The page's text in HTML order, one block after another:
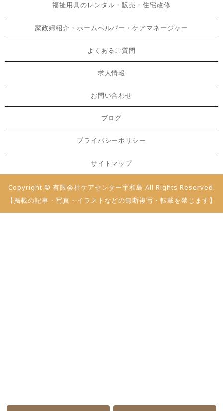
福祉用具のレンタル・販売・住宅改修
家政婦紹介・ホームヘルパー・ケアマネージャー
よくあるご質問
求人情報
お問い合わせ
ブログ
プライバシーポリシー
サイトマップ
Copyright © 有限会社ケアセンター宇和島 All Rights Reserved.
【掲載の記事・写真・イラストなどの無断複写・転載を禁じます】